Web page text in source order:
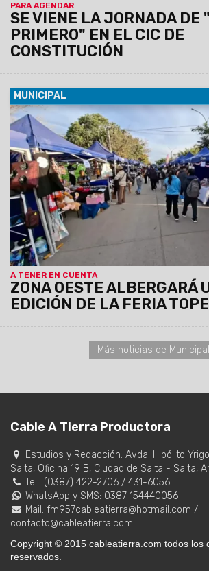
PARA AGENDAR
SE VIENE LA JORNADA DE
PRIMERO" EN EL CIC DE
CONSTITUCIÓN
MUNICIPAL
A TENER EN CUENTA
ZONA OESTE ALBERGARÁ
EDICIÓN DE LA FERIA TOPE
07/08/2026
La actividad se llevará a
agosto, de 12 a 19 horas, en barrio Grand
una gran convocatoría, ya que habrá 110
precio máximo permitido por producto o
$20.000.
Más noticias de Municipal
Cable A Tierra Productora
Estudios y Redacción: Avda. Hipólito
Salta, Oficina 19 B, Ciudad de Salta - Salta,
Tel.: (0387) 422-2706 / 431-6056
WhatsApp y SMS: 0387 154440056
Mail: fm957cableatierra@hotmail.com /
contacto@cableatierra.com
Copyright © 2015 cableatierra.com todos los
reservados.